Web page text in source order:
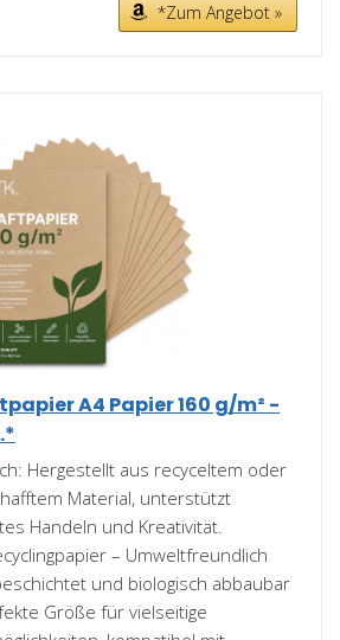
*Zum Angebot »
A4 Papier 160 g/m² -
Hergestellt aus recyceltem oder
Material, unterstützt
Handeln und Kreativität.
– Umweltfreundlich
und biologisch abbaubar
Größe für vielseitige